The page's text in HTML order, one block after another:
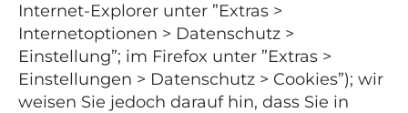
Internet-Explorer unter ”Extras >
Internetoptionen > Datenschutz >
Einstellung”; im Firefox unter ”Extras >
Einstellungen > Datenschutz > Cookies”); wir
weisen Sie jedoch darauf hin, dass Sie in